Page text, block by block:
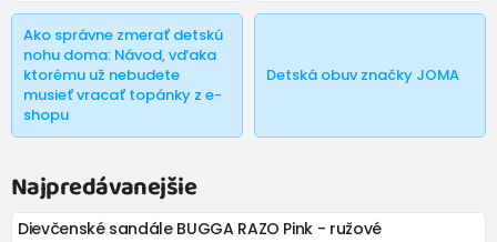
Ako správne zmerať detskú
nohu doma: Návod, vďaka
ktorému už nebudete
musieť vracať topánky z e-
shopu
Detská obuv značky JOMA
Najpredávanejšie
Dievčenské sandále BUGGA RAZO Pink - ružové